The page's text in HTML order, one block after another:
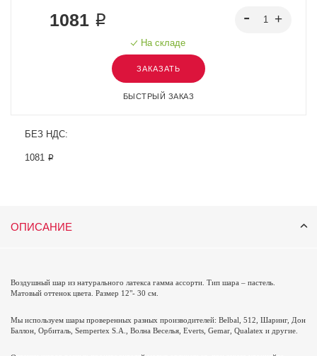
1081 ₽
На складе
ЗАКАЗАТЬ
БЫСТРЫЙ ЗАКАЗ
БЕЗ НДС:
1081 ₽
ОПИСАНИЕ
Воздушный шар из натурального латекса гамма ассорти. Тип шара – пастель.
Матовый оттенок цвета. Размер 12"- 30 см.
Мы используем шары проверенных разных производителей: Belbal, 512, Шаринг, Дон
Баллон, Орбиталь, Sempertex S A ., Волна Веселья, Everts Gemar Qualatex и другие.